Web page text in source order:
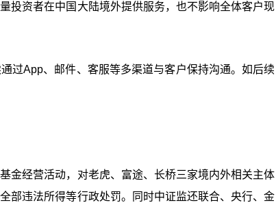
投资者在中国大陆境外提供服务，也不影响全体客户现
过App、邮件、客服等多渠道与客户保持沟通。如后续
金经营活动，对老虎、富途、长桥三家境内外相关主体
部违法所得等行政处罚。同时中证监还联合、央行、金